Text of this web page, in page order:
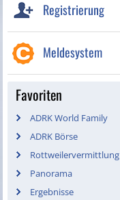
Registrierung
Meldesystem
Favoriten
ADRK World Family
ADRK Börse
Rottweilervermittlung
Panorama
Ergebnisse